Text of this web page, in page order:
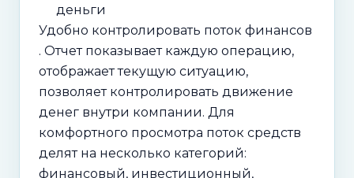
деньги
Удобно контролировать поток финансов
. Отчет показывает каждую операцию,
отображает текущую ситуацию,
позволяет контролировать движение
денег внутри компании. Для
комфортного просмотра поток средств
делят на несколько категорий:
финансовый, инвестиционный,